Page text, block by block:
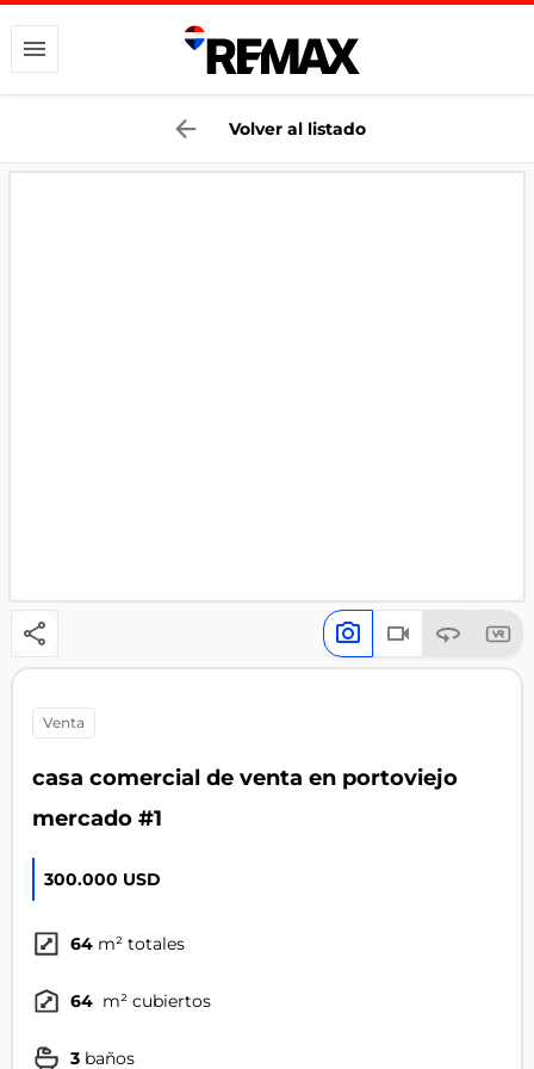
Volver al listado
venta
casa comercial de venta en portoviejo
mercado #1
300.000 USD
64 m² totales
64 m² cubiertos
3 baños